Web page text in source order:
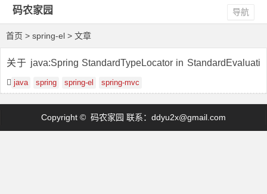
码农家园 导航
首页 > spring-el > 文章
关于 java:Spring StandardTypeLocator in StandardEvaluati
onContext: 注册新的导入前缀以在 Thymeleaf 模板中使用
java spring spring-el spring-mvc
Copyright © 码农家园 联系： ddyu2x@gmail.com